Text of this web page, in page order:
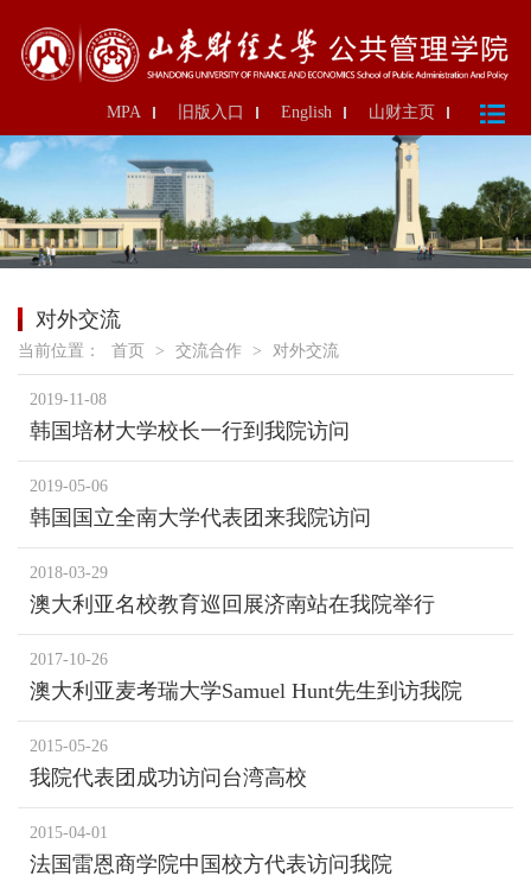
山财主页
English
旧版入口
MPA
对外交流
当前位置： 首页 > 交流合作 > 对外交流
2019-11-08
韩国培材大学校长一行到我院访问
2019-05-06
韩国国立全南大学代表团来我院访问
2018-03-29
澳大利亚名校教育巡回展济南站在我院举行
2017-10-26
澳大利亚麦考瑞大学Samuel Hunt先生到访我院
2015-05-26
我院代表团成功访问台湾高校
2015-04-01
法国雷恩商学院中国校方代表访问我院